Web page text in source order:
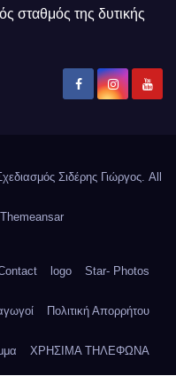
σταθμός της δυτικής
Σιδέρης Γιώργος. All
Themeansar
logo Star- Photos
Πολιτική Απορρήτου
ΧΡΗΣΙΜΑ ΤΗΛΕΦΩΝΑ